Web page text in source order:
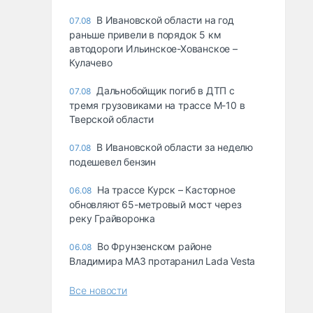
07.08 В Ивановской области на год
раньше привели в порядок 5 км
автодороги Ильинское-Хованское –
Кулачево
07.08 Дальнобойщик погиб в ДТП с
тремя грузовиками на трассе М-10 в
Тверской области
07.08 В Ивановской области за неделю
подешевел бензин
06.08 На трассе Курск – Касторное
обновляют 65-метровый мост через
реку Грайворонка
06.08 Во Фрунзенском районе
Владимира МАЗ протаранил Lada Vesta
Все новости